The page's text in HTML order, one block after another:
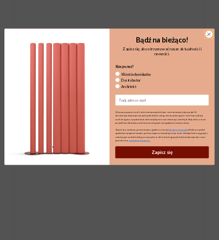
Bądź na bieżąco!
Zapisz się, aby otrzymywać nasze aktualności i
nowości.
Kim jesteś?
Klient indywidualny
Dystrybutor
Architekt
Email
Używamy poczty e-mail i ukierunkowanych reklam internetowych, aby wysyłać Ci
aktualizacje dotyczące naszych produktów i usług, oferty promocyjne i inne komunikaty
marketingowe, na podstawie zbieranych przez nas informacji, takich jak Twój adres e-mail,
przybliżona lokalizacja oraz historia zakupów i przeglądania naszej strony.
Twoje dane osobowe przetwarzamy zgodnie z nasząPolityką prywatności.Możesz wycofać
zgodę lub zarządzać swoimi preferencjami w dowolnym momencie, klikając link rezygnacji z
subskrypcji na dole każdego z naszych e-maili marketingowych lub kontaktując się z nami
pod adresem marketing@maro.eu
Zapisz się